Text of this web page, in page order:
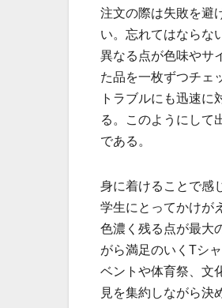
注文の際は失敗を避
い。忘れてはならな
異なる点が色味やサ
た品を一枚ずつチェ
トラブルにも迅速
る。このようにして
である。
身に着けることで感
学生にとってかけが
色濃く残る点が最大
がら満足のいくTシ
ベントや体育祭、文
見を集約しながら決